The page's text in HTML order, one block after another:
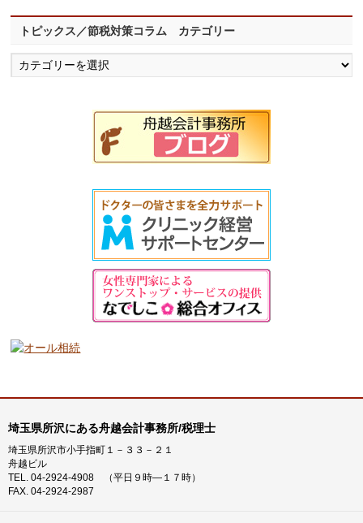
トピックス／節税対策コラム カテゴリー
ト
ピ
ー
埼玉県所沢にある舟越会計事務所/税理士
埼玉県所沢市小手指町１－３３－２１
舟越ビル
TEL. 04-2924-4908 （平日９時―１７時）
FAX. 04-2924-2987